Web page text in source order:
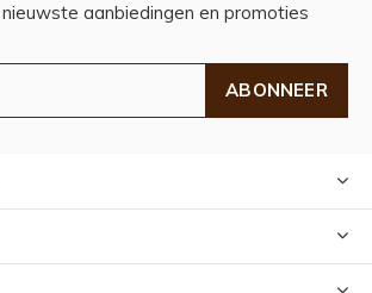
aanbiedingen en promoties
ABONNEER